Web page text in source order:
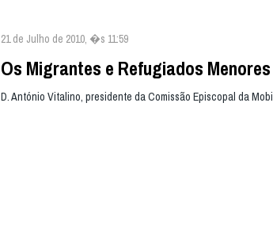
21 de Julho de 2010, �s 11:59
Os Migrantes e Refugiados Menores
D. António Vitalino, presidente da Comissão Episcopal da